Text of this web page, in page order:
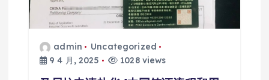
admin
Uncategorized
9 4 月, 2025
1028 views